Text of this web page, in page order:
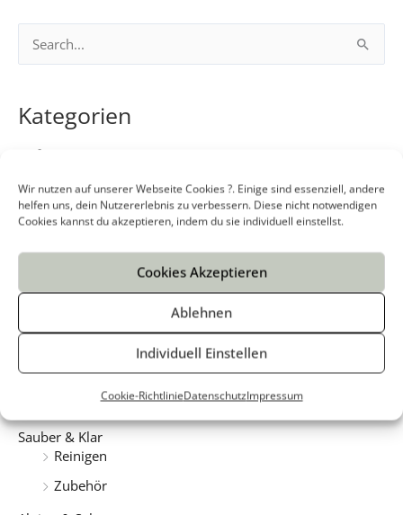
Wir nutzen auf unserer Webseite Cookies ?. Einige sind essenziell, andere
helfen uns, dein Nutzererlebnis zu verbessern. Diese nicht notwendigen
Cookies kannst du akzeptieren, indem du sie individuell einstellst.
Cookies Akzeptieren
Ablehnen
Individuell Einstellen
Cookie-RichtlinieDatenschutzImpressum
h
n
a
c
Kategorien
Duft
Parfum d'Intérieur
Kleiderschrank
Geschirrspüler
Geruchsbeseitigung
Haustiere
Oberflächen
Sauber & Klar
Reinigen
Zubehör